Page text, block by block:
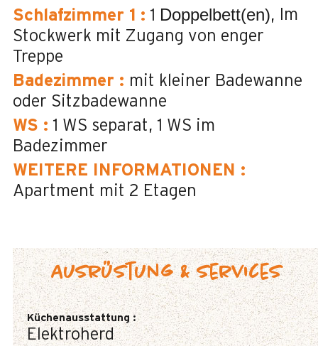
Schlafzimmer 1 : 1 Doppelbett(en)
Im
Stockwerk mit Zugang von enger
Treppe
Badezimmer : mit kleiner Badewanne
oder Sitzbadewanne
WS : 1 WS separat 1 WS im
Badezimmer
WEITERE INFORMATIONEN :
Apartment mit 2 Etagen
Ausrüstung & Services
Küchenausstattung :
Elektroherd